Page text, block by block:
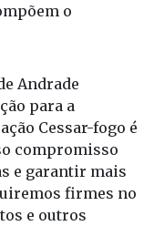
o
Andrade
para a
Cessar-fogo é
compromisso
e garantir mais
firmes no
e outros